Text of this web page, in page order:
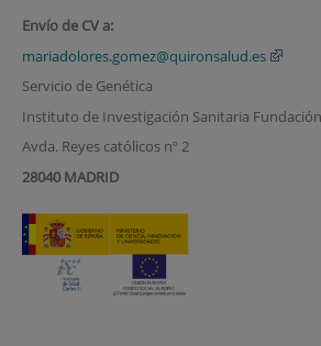
Envío de CV a:
mariadolores.gomez@quironsalud.es
Servicio de Genética
Instituto de Investigación Sanitaria Fundación
Avda. Reyes católicos nº 2
28040 MADRID